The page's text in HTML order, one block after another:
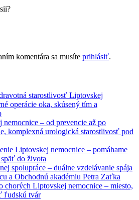
komentára sa musíte prihlásiť.
starostlivosť Liptovskej
operácie oka, skúsený tím a
– od prevencie až po
komplexná urologická starostlivosť pod
Liptovskej nemocnice – pomáhame
do života
spolupráce – duálne vzdelávanie spája
a Obchodnú akadémiu Petra Zaťka
chorých Liptovskej nemocnice – miesto,
ľudskú tvár